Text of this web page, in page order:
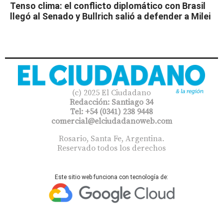
Tenso clima: el conflicto diplomático con Brasil
llegó al Senado y Bullrich salió a defender a Milei
(c) 2025 El Ciudadano
Redacción: Santiago 34
Tel: +54 (0341) 238 9448
comercial@elciudadanoweb.com​
Rosario, Santa Fe, Argentina.
Reservado todos los derechos
Este sitio web funciona con tecnología de: